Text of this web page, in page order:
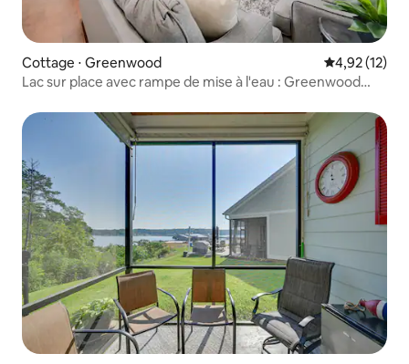
Cottage ⋅ Greenwood Évaluation
4,92 (12)
Lac sur place avec rampe de mise à l'eau : Greenwood